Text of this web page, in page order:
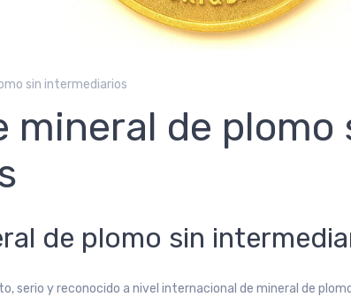
sin intermediarios
mineral de plomo
de plomo sin
serio y reconocido a nivel internacional de mineral de